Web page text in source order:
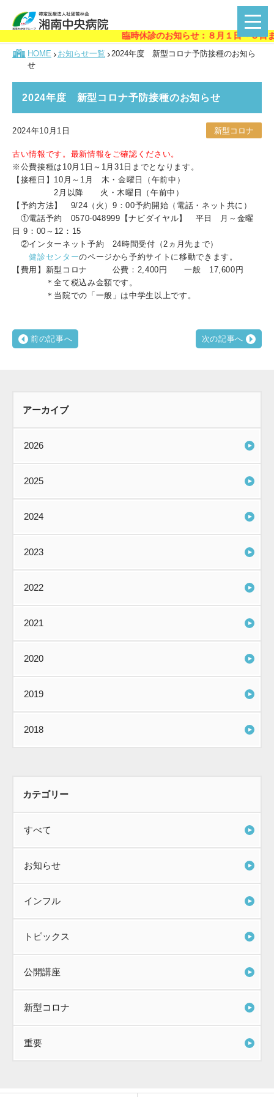
臨時休診のお知らせ：８月１日～３日ま
HOME お知らせ一覧
2024年度 新型コロナ予防接種のお知ら
せ
2024年度 新型コロナ予防接種のお知らせ
2024年10月1日 新型コロナ
古い情報です。最新情報をご確認ください。
※公費接種は10月1日～1月31日までとなります。
【接種日】10月～1月 木・金曜日（午前中）
2月以降 火・木曜日（午前中）
【予約方法】 9/24（火）9：00予約開始（電話・ネット共に）
①電話予約 0570-048999【ナビダイヤル】 平日 月～金曜
日 9：00～12：15
②インターネット予約 24時間受付（2ヵ月先まで）
健診センターのページから予約サイトに移動できます。
【費用】新型コロナ 公費：2,400円 一般 17,600円
＊全て税込み金額です。
＊当院での「一般」は中学生以上です。
前の記事へ 次の記事へ
アーカイブ
2026
2025
2024
2023
2022
2021
2020
2019
2018
カテゴリー
すべて
お知らせ
インフル
トピックス
公開講座
新型コロナ
重要